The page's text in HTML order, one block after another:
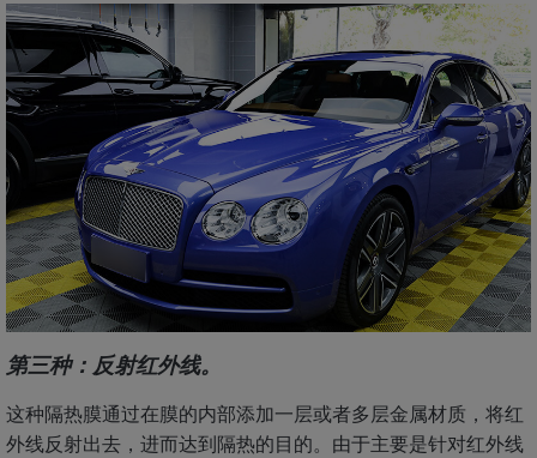
第三种：反射红外线。
这种隔热膜通过在膜的内部添加一层或者多层金属材质，将红
外线反射出去，进而达到隔热的目的。由于主要是针对红外线